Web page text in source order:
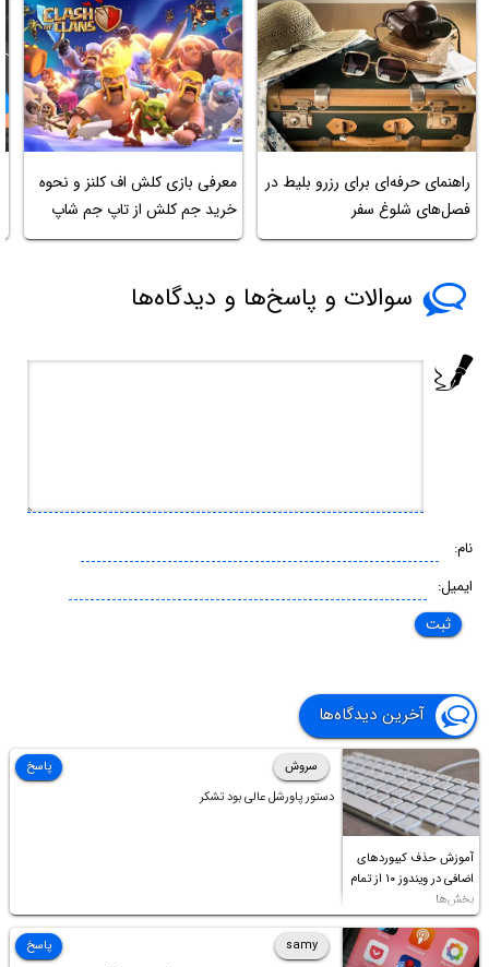
راهنمای حرفه‌ای برای رزرو بلیط در
فصل‌های شلوغ سفر
معرفی بازی کلش اف کلنز و نحوه
خرید جم کلش از تاپ جم شاپ
سوالات و پاسخ‌ها و دیدگاه‌ها
نام:
ایمیل:
آخرین دیدگاه‌ها
آموزش حذف کیبوردهای
اضافی در ویندوز ۱۰ از تمام
بخش‌ها
سروش
دستور پاورشل عالی بود تشکر
پاسخ
samy
پاسخ